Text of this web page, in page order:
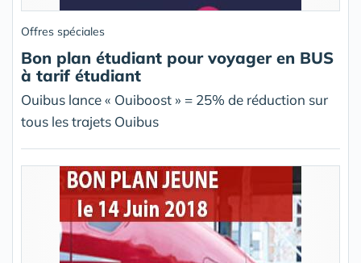
Offres spéciales
Bon plan étudiant pour voyager en BUS
à tarif étudiant
Ouibus lance « Ouiboost » = 25% de réduction sur
tous les trajets Ouibus